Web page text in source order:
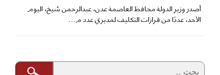
أصدر وزير الدولة محافظ العاصمة عدن، عبدالرحمن شيخ، اليوم
الأحد، عددًا من قرارات التكليف لمديري عدد م...